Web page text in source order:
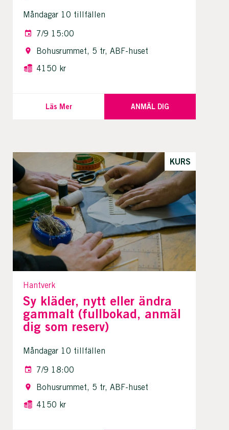
Måndagar 10 tillfällen
7/9 15:00
Bohusrummet, 5 tr, ABF-huset
4150 kr
Läs Mer ANMÄL DIG
KURS
Hantverk
Sy kläder, nytt eller ändra
gammalt (fullbokad, anmäl
dig som reserv)
Måndagar 10 tillfällen
7/9 18:00
Bohusrummet, 5 tr, ABF-huset
4150 kr